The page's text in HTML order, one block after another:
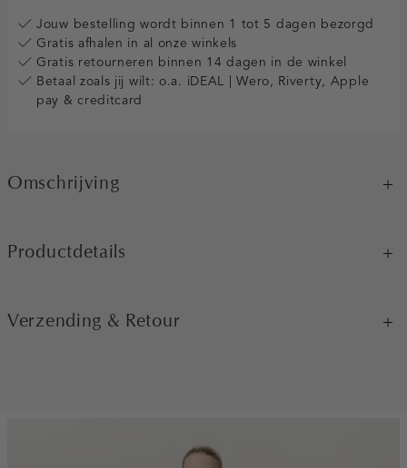
Jouw bestelling wordt binnen 1 tot 5 dagen bezorgd
Gratis afhalen in al onze winkels
Gratis retourneren binnen 14 dagen in de winkel
Betaal zoals jij wilt: o.a. iDEAL | Wero, Riverty, Apple
pay & creditcard
Omschrijving
Productdetails
Verzending & Retour